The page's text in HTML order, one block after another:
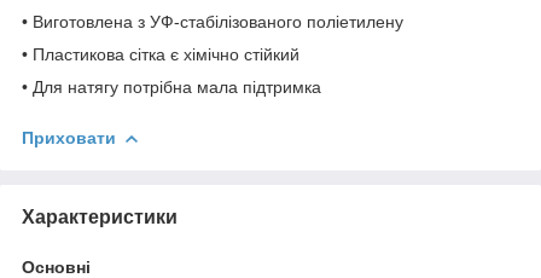
• Виготовлена з УФ-стабілізованого поліетилену
• Пластикова сітка є хімічно стійкий
• Для натягу потрібна мала підтримка
Приховати
Характеристики
Основні